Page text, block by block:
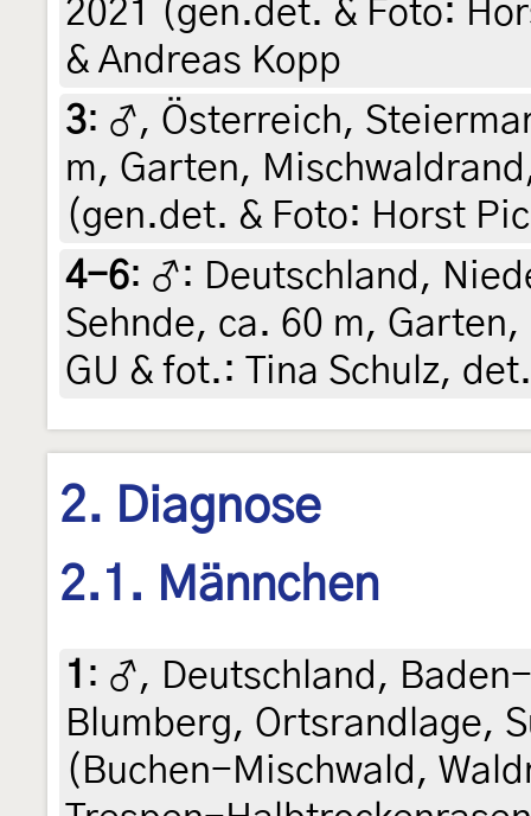
2021 (gen.det. & Foto:
& Andreas Kopp
3: ♂, Österreich,
m, Garten,
(gen.det. & Foto: Horst
4-6: ♂: Deutschland,
Sehnde, ca. 60 m,
GU & fot.: Tina Schulz,
2. Diagnose
2.1. Männchen
1 : ♂, Deutschland,
Blumberg, Ortsrandlage,
(Buchen-Mischwald,